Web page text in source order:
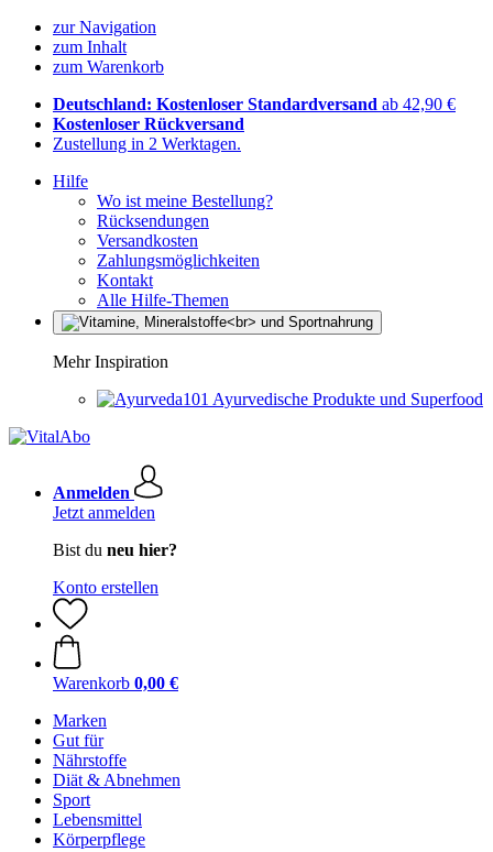
zur Navigation
zum Inhalt
zum Warenkorb
Deutschland: Kostenloser Standardversand ab 42,90 €
Kostenloser Rückversand
Zustellung in 2 Werktagen.
Hilfe
Wo ist meine Bestellung?
Rücksendungen
Versandkosten
Zahlungsmöglichkeiten
Kontakt
Alle Hilfe-Themen
Mehr Inspiration
Ayurvedische Produkte und Superfood
Anmelden
Jetzt anmelden
Bist du neu hier?
Konto erstellen
Warenkorb 0,00 €
Marken
Gut für
Nährstoffe
Diät & Abnehmen
Sport
Lebensmittel
Körperpflege